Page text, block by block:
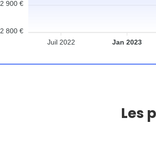
2 900 €
2 800 €
Juil 2022 Jan 2023
Les